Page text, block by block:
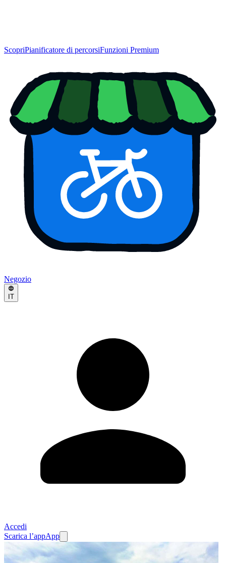
ScopriPianificatore di percorsiFunzioni Premium
Negozio
IT
Accedi
Scarica l’appApp